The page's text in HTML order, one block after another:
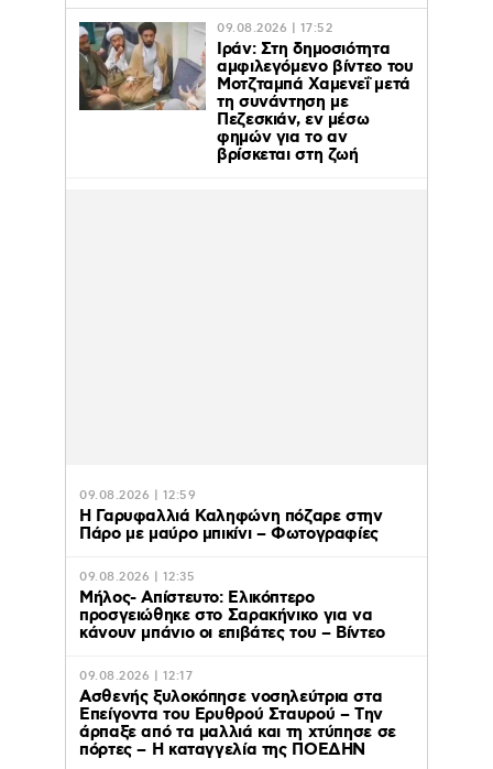
09.08.2026 | 17:52
Ιράν: Στη δημοσιότητα
αμφιλεγόμενο βίντεο του
Μοτζταμπά Χαμενεΐ μετά
τη συνάντηση με
Πεζεσκιάν, εν μέσω
φημών για το αν
βρίσκεται στη ζωή
09.08.2026 | 12:59
Η Γαρυφαλλιά Καληφώνη πόζαρε στην
Πάρο με μαύρο μπικίνι – Φωτογραφίες
09.08.2026 | 12:35
Μήλος- Απίστευτο: Ελικόπτερο
προσγειώθηκε στο Σαρακήνικο για να
κάνουν μπάνιο οι επιβάτες του – Βίντεο
09.08.2026 | 12:17
Ασθενής ξυλοκόπησε νοσηλεύτρια στα
Επείγοντα του Ερυθρού Σταυρού – Tην
άρπαξε από τα μαλλιά και τη χτύπησε σε
πόρτες – Η καταγγελία της ΠΟΕΔΗΝ